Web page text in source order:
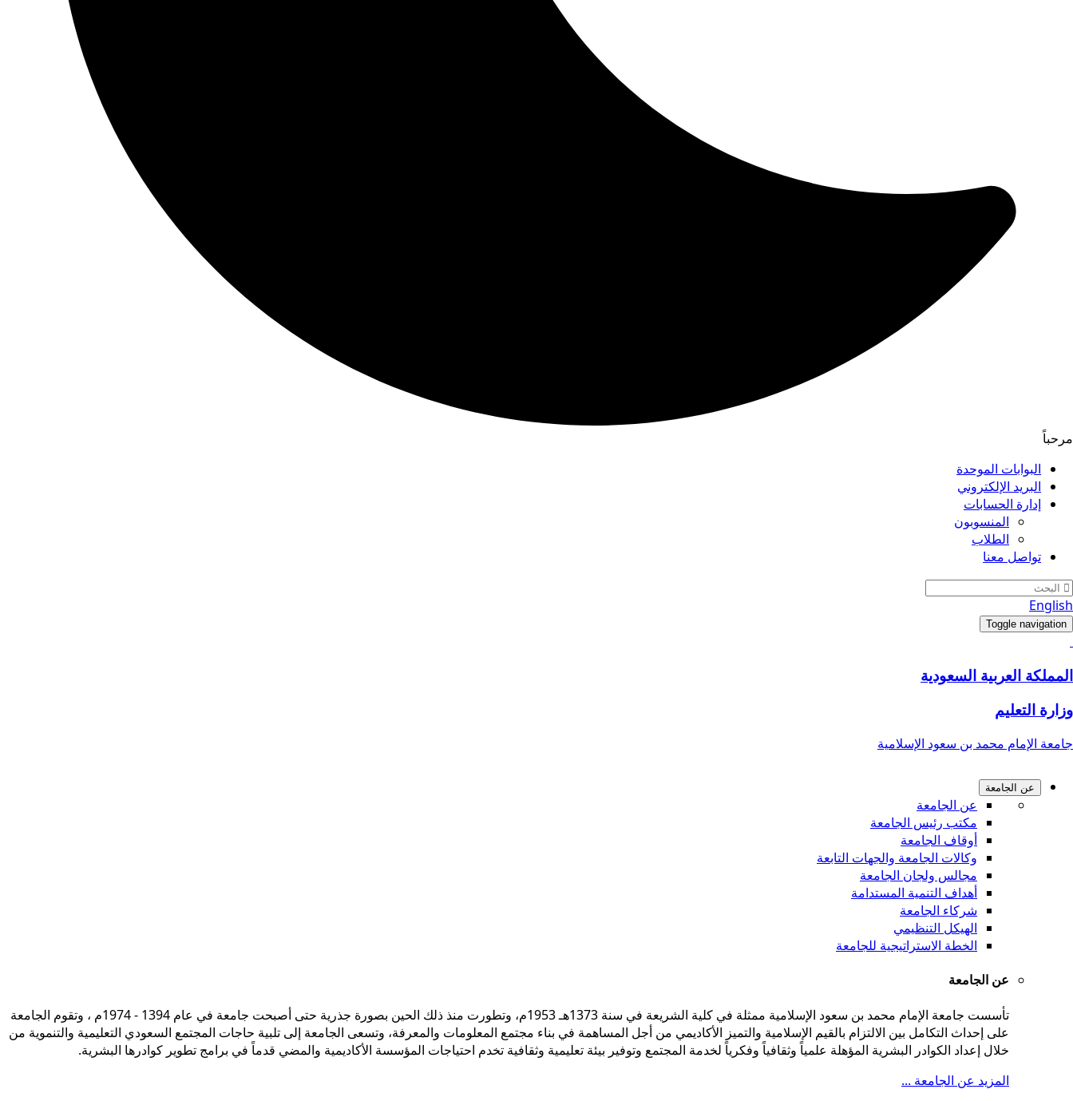
مرحباً
البوابات الموحدة
البريد الإلكتروني
إدارة الحسابات
المنسوبون
الطلاب
تواصل معنا
English
Toggle navigation
المملكة العربية السعودية
وزارة التعليم
جامعة الإمام محمد بن سعود الإسلامية
عن الجامعة
عن الجامعة
مكتب رئيس الجامعة
أوقاف الجامعة
وكالات الجامعة والجهات التابعة
مجالس ولجان الجامعة
أهداف التنمية المستدامة
شركاء الجامعة
الهيكل التنظيمي
الخطة الاستراتيجية للجامعة
عن الجامعة
تأسست جامعة الإمام محمد بن سعود الإسلامية ممثلة في كلية الشريعة في سنة 1373هـ 1953م، وتطورت منذ ذلك الحين بصورة جذرية حتى أصبحت جامعة في عام 1394 - 1974م ، وتقوم الجامعة
على إحداث التكامل بين الالتزام بالقيم الإسلامية والتميز الأكاديمي من أجل المساهمة في بناء مجتمع المعلومات والمعرفة، وتسعى الجامعة إلى تلبية حاجات المجتمع السعودي التعليمية والتنموية من
خلال إعداد الكوادر البشرية المؤهلة علمياً وثقافياً وفكرياً لخدمة المجتمع وتوفير بيئة تعليمية وثقافية تخدم احتياجات المؤسسة الأكاديمية والمضي قدماً في برامج تطوير كوادرها البشرية.
المزيد عن الجامعة ...